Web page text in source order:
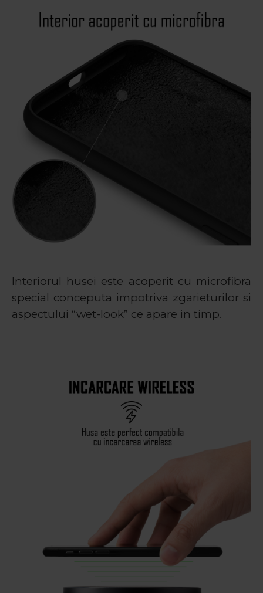
Interiorul husei este acoperit cu microfibra
special conceputa impotriva zgarieturilor si
aspectului “wet-look” ce apare in timp.